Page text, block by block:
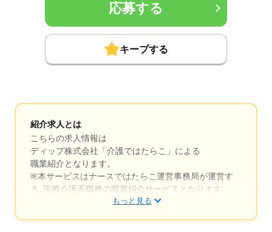
応募する
キープする
紹介求人とは
こちらの求人情報は
ディップ株式会社「介護ではたらこ」による
職業紹介となります。
※本サービスはナースではたらこ運営事務局が運営す
る､医療介護系職種の職業紹介サービスとなります
もっと見る